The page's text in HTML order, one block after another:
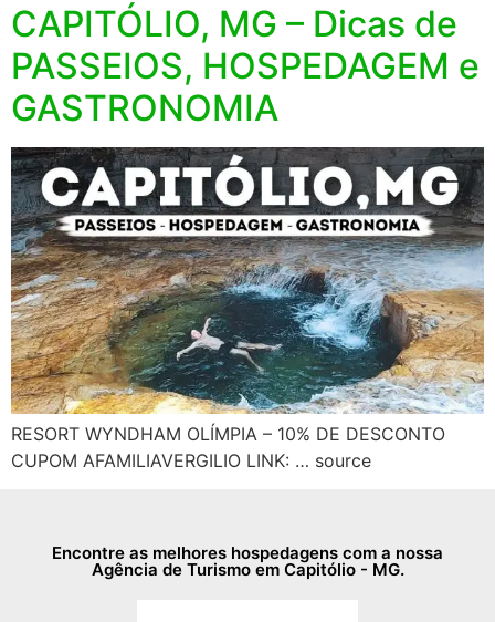
CAPITÓLIO, MG – Dicas de
PASSEIOS, HOSPEDAGEM e
GASTRONOMIA
RESORT WYNDHAM OLÍMPIA – 10% DE DESCONTO
CUPOM AFAMILIAVERGILIO LINK: … source
Encontre as melhores hospedagens com a nossa
Agência de Turismo em Capitólio - MG.